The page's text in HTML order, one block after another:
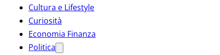
Cultura e Lifestyle
Curiosità
Economia Finanza
Politica